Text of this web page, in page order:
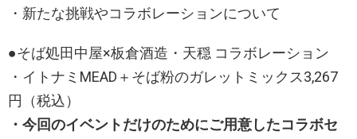
・新たな挑戦やコラボレーションについて
●そば処田中屋×板倉酒造・天穏 コラボレーション
・イトナミMEAD＋そば粉のガレットミックス3,267
円（税込）
・今回のイベントだけのためにご用意したコラボセ